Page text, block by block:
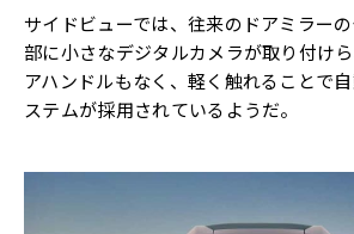
サイドビューでは、往来のドアミラー
部に小さなデジタルカメラが取り付け
アハンドルもなく、軽く触れることで
ステムが採用されているようだ。